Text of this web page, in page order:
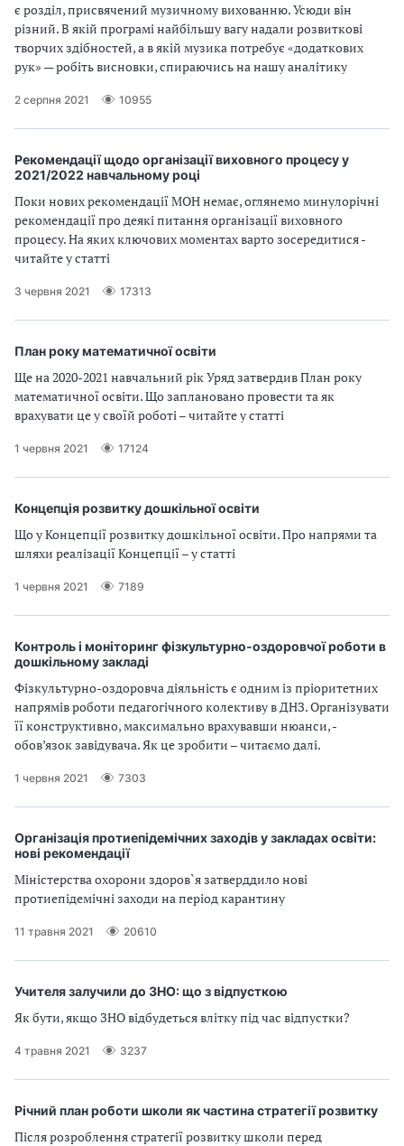
є розділ, присвячений музичному вихованню. Усюди він
різний. В якій програмі найбільшу вагу надали розвиткові
творчих здібностей, а в якій музика потребує «додаткових
рук» — робіть висновки, спираючись на нашу аналітику
2 серпня 2021 10955
Рекомендації щодо організації виховного процесу у
2021/2022 навчальному році
Поки нових рекомендації МОН немає, оглянемо минулорічні
рекомендації про деякі питання організації виховного
процесу. На яких ключових моментах варто зосередитися -
читайте у статті
3 червня 2021 17313
План року математичної освіти
Ще на 2020-2021 навчальний рік Уряд затвердив План року
математичної освіти. Що заплановано провести та як
врахувати це у своїй роботі – читайте у статті
1 червня 2021 17124
Концепція розвитку дошкільної освіти
Що у Концепції розвитку дошкільної освіти. Про напрями та
шляхи реалізації Концепції – у статті
1 червня 2021 7189
Контроль і моніторинг фізкультурно-оздоровчої роботи в
дошкільному закладі
Фізкультурно-оздоровча діяльність є одним із пріоритетних
напрямів роботи педагогічного колективу в ДНЗ. Організувати
її конструктивно, максимально врахувавши нюанси, -
обов’язок завідувача. Як це зробити – читаємо далі.
1 червня 2021 7303
Організація протиепідемічних заходів у закладах освіти:
нові рекомендації
Міністерства охорони здоров`я затверддило нові
протиепідемічні заходи на період карантину
11 травня 2021 20610
Учителя залучили до ЗНО: що з відпусткою
Як бути, якщо ЗНО відбудеться влітку під час відпустки?
4 травня 2021 3237
Річний план роботи школи як частина стратегії розвитку
Після розроблення стратегії розвитку школи перед